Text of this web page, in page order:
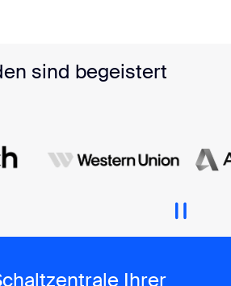
sind begeistert
Ihrer